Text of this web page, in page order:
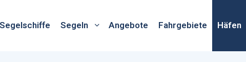
Segelschiffe Segeln Angebote Fahrgebiete Häfen